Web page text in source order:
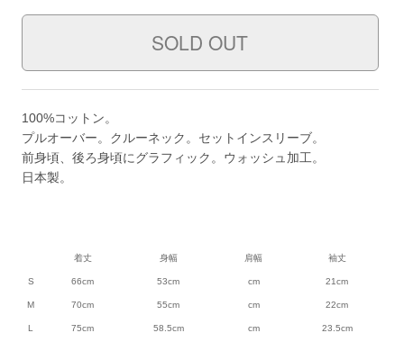
100%コットン。
プルオーバー。クルーネック。セットインスリーブ。
前身頃、後ろ身頃にグラフィック。ウォッシュ加工。
日本製。
着丈 身幅 肩幅 袖丈
S 66cm 53cm cm 21cm
M 70cm 55cm cm 22cm
L 75cm 58.5cm cm 23.5cm